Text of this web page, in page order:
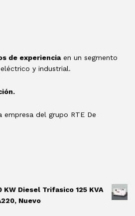
de experienciaen un segmento
y industrial.
empresa del grupo RTE De
Diesel Trifasico 125 KVA
Nuevo